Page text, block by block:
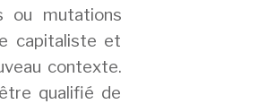
ou mutations
capitaliste et
contexte.
qualifié de